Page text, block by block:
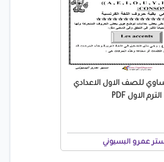
للصف الاول الاعدادي
الترم الاول PDF
عمرو البسيوني